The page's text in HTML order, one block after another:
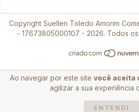
Ao navegar por este site você aceita
agilizar a sua experiência
ENTENDI
Copyright Suellen Toledo Amorim
- 17673805000107 - 2026. Todos